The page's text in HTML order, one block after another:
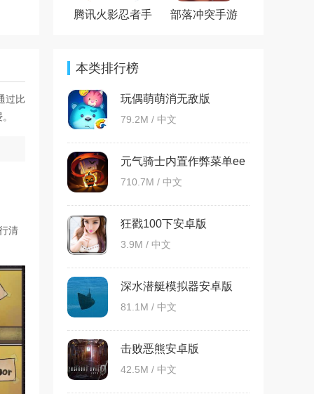
过比
清
腾讯火影忍者手
部落冲突手游
本类排行榜
玩偶萌萌消无敌版
79.2M / 中文
元气骑士内置作弊菜单ee
710.7M / 中文
狂戳100下安卓版
3.9M / 中文
深水潜艇模拟器安卓版
81.1M / 中文
击败恶熊安卓版
42.5M / 中文